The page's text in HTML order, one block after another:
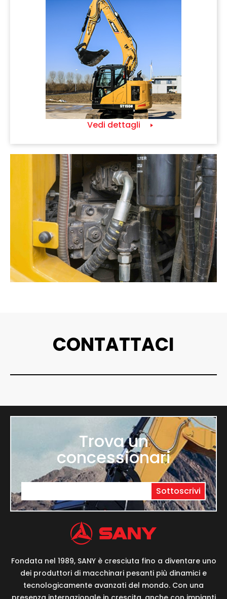
Vedi dettagli
CONTATTACI
Trova un
concessionari
Sottoscrivi
Fondata nel 1989, SANY è cresciuta fino a diventare uno
dei produttori di macchinari pesanti più dinamici e
tecnologicamente avanzati del mondo. Con una